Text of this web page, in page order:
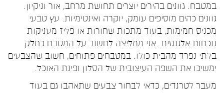
במטבח. גוונים בהירים יוצרים תחושת מרחב, אור וניקיון.
גוונים כהים מוסיפים עומק, יוקרה ואינטימיות. עץ טבעי
מכניס חמימות, בעוד מתכות שחורות או פליז מעניקות
נוכחות אלגנטית. אני ממליצה לחשוב על המטבח כחלק
בלתי נפרד מהבית כולו. במטבחים פתוחים, חשוב שהצבעים
ימשיכו את השפה העיצובית של הסלון ופינת האוכל.
מעבר לטרנדים, כדאי לבחור צבעים שתאהבו גם בעוד